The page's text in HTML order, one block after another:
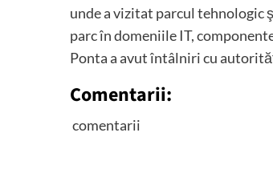
unde a vizitat parcul tehnologic
parc în domeniile IT,
Ponta a avut întâlniri cu
Comentarii:
comentarii